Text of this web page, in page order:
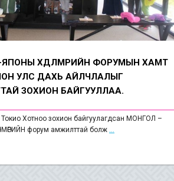
ХӨДӨЛМӨРИЙН ФОРУМЫН ХАМТ
УЛС ДАХЬ АЙЛЧЛАЛЫГ
ЗОХИОН БАЙГУУЛЛАА.
Хотноо зохион байгуулагдсан МОНГОЛ –
форум амжилттай болж